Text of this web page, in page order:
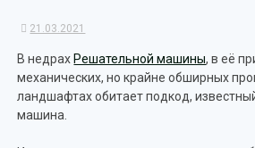
21.03.2021
В недрах Решательной машины, в её
механических, но крайне обширных
ландшафтах обитает подкод,
машина.